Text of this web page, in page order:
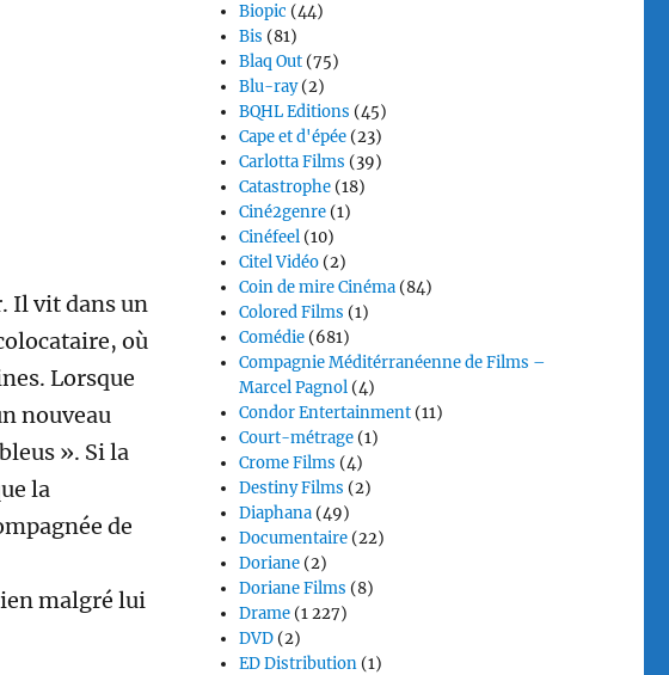
Il vit dans un
où
Lorsque
nouveau
». Si la
la
de
malgré lui
Biopic (44)
Bis (81)
Blaq Out (75)
Blu-ray(2)
BQHL Editions (45)
Cape et d'épée (23)
Carlotta Films (39)
Catastrophe (18)
Ciné2genre (1)
Cinéfeel (10)
Citel Vidéo (2)
Coin de mire Cinéma (84)
Colored Films (1)
Comédie (681)
Compagnie Méditérranéenne de Films –
Marcel Pagnol (4)
Condor Entertainment (11)
Court-métrage (1)
Crome Films (4)
Destiny Films (2)
Diaphana (49)
Documentaire (22)
Doriane (2)
Doriane Films (8)
Drame (1 227)
DVD (2)
ED Distribution (1)